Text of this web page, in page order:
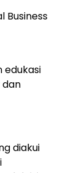
Business
dan
diakui